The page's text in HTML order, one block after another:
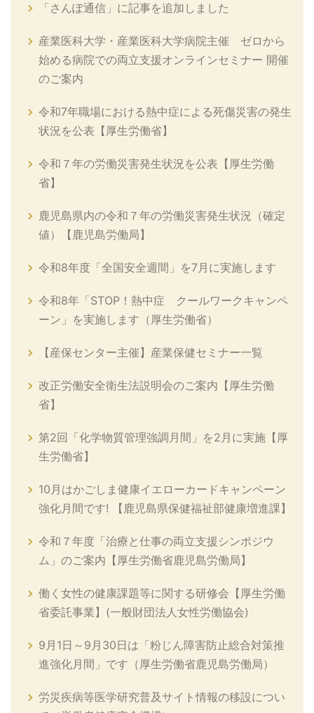
「さんぽ通信」に記事を追加しました
産業医科大学・産業医科大学病院主催 ゼロから
始める病院での両立支援オンラインセミナー 開催
のご案内
令和7年職場における熱中症による死傷災害の発生
状況を公表【厚生労働省】
令和７年の労働災害発生状況を公表【厚生労働
省】
鹿児島県内の令和７年の労働災害発生状況（確定
値）【鹿児島労働局】
令和8年度「全国安全週間」を7月に実施します
令和8年「STOP！熱中症 クールワークキャンペ
ーン」を実施します（厚生労働省）
【産保センター主催】産業保健セミナー一覧
改正労働安全衛生法説明会のご案内【厚生労働
省】
第2回「化学物質管理強調月間」を2月に実施【厚
生労働省】
10月はかごしま健康イエローカードキャンペーン
強化月間です! 【鹿児島県保健福祉部健康増進課】
令和７年度「治療と仕事の両立支援シンポジウ
ム」のご案内【厚生労働省鹿児島労働局】
働く女性の健康課題等に関する研修会【厚生労働
省委託事業】(一般財団法人女性労働協会)
9月1日～9月30日は「粉じん障害防止総合対策推
進強化月間」です（厚生労働省鹿児島労働局）
労災疾病等医学研究普及サイト情報の移設につい